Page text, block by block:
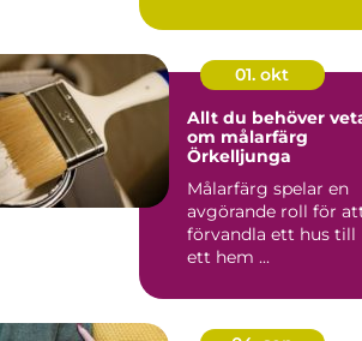
01. okt
Allt du behöver
om målarfärg
Örkelljunga
Målarfärg spelar en
avgörande roll för
förvandla ett hus till
ett hem ...